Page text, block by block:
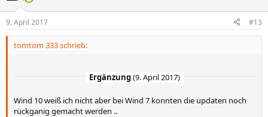
9. April 2017 #13
tomtom 333 schrieb:
Ergänzung(9. April 2017)
Wind 10 weiß ich nicht aber bei Wind 7 konnten die updaten noch
rückganig gemacht werden ..